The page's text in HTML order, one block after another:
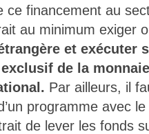
ce financement au
au minimum exiger
et exécuter
exclusif de la
Par ailleurs, il
programme avec
de lever les fonds